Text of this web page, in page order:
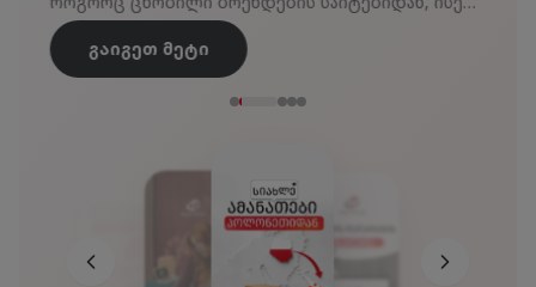
ნებისმიერი სხვა ონლაინ მაღაზიიდან.
ისარგებლეთ ტრანსპორტირების მოქნილი
პირობებით და ხე...
გაიგეთ მეტი